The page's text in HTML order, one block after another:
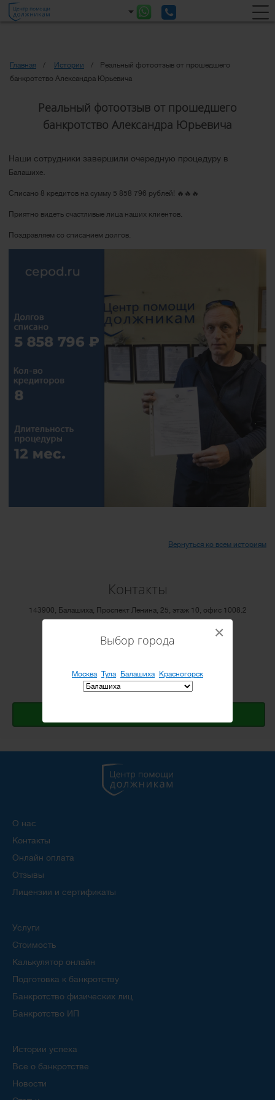
Выбор города
Москва Тула Балашиха Красногорск
×
Главная Истории
Реальный фотоотзыв от прошедшего
банкротство Александра Юрьевича
Реальный фотоотзыв от прошедшего
банкротство Александра Юрьевича
Наши сотрудники завершили очередную процедуру в
Балашихе
Списано 8 кредитов на сумму 5 858 796 рублей! 🔥🔥🔥
Приятно видеть счастливые лица наших клиентов.
Поздравляем со списанием долгов.
Вернуться ко всем историям
Контакты
143900, Балашиха, Проспект Ленина, 25, этаж 10, офис 1008.2
Email:info@cepod.ru
Открыть Яндекс.карту
О нас
Контакты
Онлайн оплата
Отзывы
Лицензии и сертификаты
Услуги
Стоимость
Калькулятор онлайн
Подготовка к банкротству
Банкротство физических лиц
Банкротство ИП
Истории успеха
Все о банкротстве
Новости